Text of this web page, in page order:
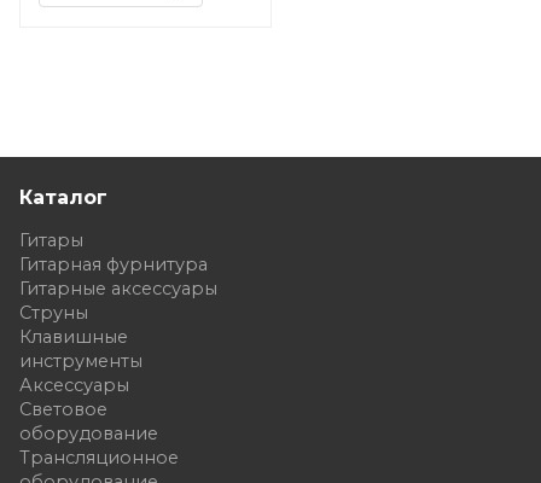
Каталог
Гитары
Гитарная фурнитура
Гитарные аксессуары
Струны
Клавишные
инструменты
Аксессуары
Световое
оборудование
Трансляционное